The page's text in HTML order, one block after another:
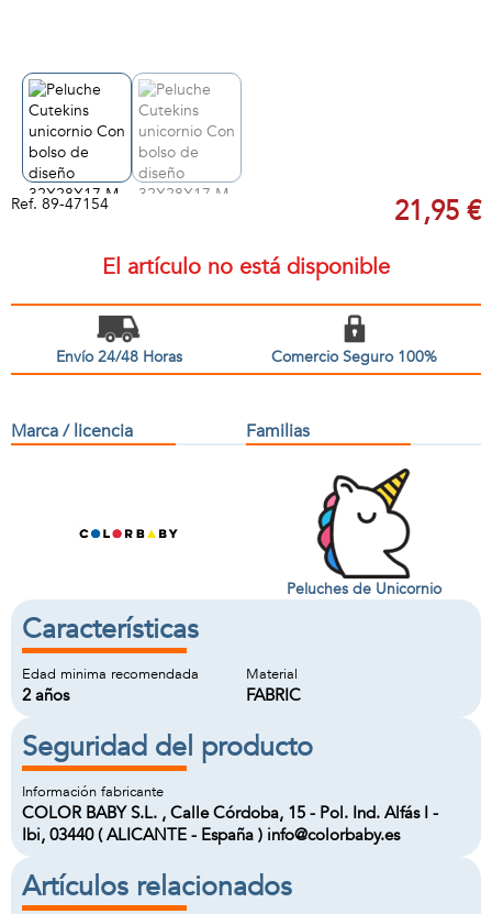
Ref. 89-47154 21,95 €
El artículo no está disponible
Envío 24/48 Horas Comercio Seguro 100%
Marca / licencia Familias
Peluches de Unicornio
Características
Edad minima recomendada
2 años
Material
FABRIC
Seguridad del producto
Información fabricante
COLOR BABY S.L. , Calle Córdoba, 15 - Pol. Ind. Alfás I -
Ibi, 03440 ( ALICANTE - España ) info@colorbaby.es
Artículos relacionados